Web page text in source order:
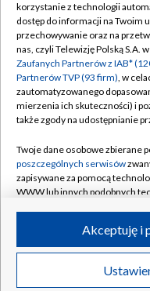
Abonament TVP
Emisja w TVP
Centrum informacji
Naziemna Telewizja
Rada Programowa
System NOS
Informacje o nadawcy
Program dla prasy
Ogłoszenie
©2026
korzystanie z technologii
dostęp do informacji na Twoim
przechowywanie oraz na
nas, czyli Telewizję Polską S.A.
Zaufanych Partnerów z IAB*
Partnerów TVP (93 firm), w
zautomatyzowanego
mierzenia ich skuteczności) i
także zgody na udostępnianie
Twoje dane osobowe zbierane
poszczególnych serwisów
zapisywane za pomocą
WWW lub innych podobnych
ruchu w Internecie.
Twoje dane osobowe zbierane
poszczególnych serwisówna
Akceptuję i